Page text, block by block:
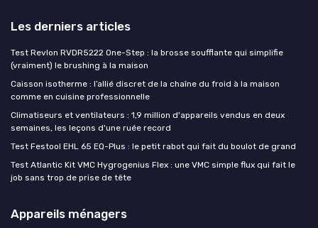
Les derniers articles
Test Revlon RVDR5222 One-Step : la brosse soufflante qui simplifie
(vraiment) le brushing à la maison
Caisson isotherme : l’allié discret de la chaîne du froid à la maison
comme en cuisine professionnelle
Climatiseurs et ventilateurs : 1,9 million d'appareils vendus en deux
semaines, les leçons d'une ruée record
Test Festool EHL 65 EQ-Plus : le petit rabot qui fait du boulot de grand
Test Atlantic Kit VMC Hygrogenius Flex : une VMC simple flux qui fait le
job sans trop de prise de tête
Appareils ménagers